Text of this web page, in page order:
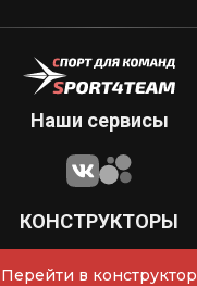
Наши сервисы
КОНСТРУКТОРЫ
Перейти в конструктор